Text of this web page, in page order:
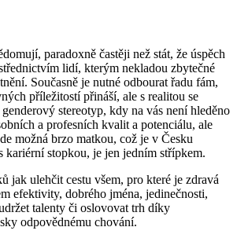
paradoxně častěji než stát, že úspěch
lidí, kterým nekladou zbytečné
Současně je nutné odbourat řadu fám,
příležitostí přináší, ale s realitou se
stereotyp, kdy na vás není hleděno
a profesních kvalit a potenciálu, ale
možná brzo matkou, což je v Česku
kariérní stopkou, je jen jedním střípkem.
jak ulehčit cestu všem, pro které je zdravá
efektivity, dobrého jména, jedinečnosti,
talenty či oslovovat trh díky
odpovědnému chování.